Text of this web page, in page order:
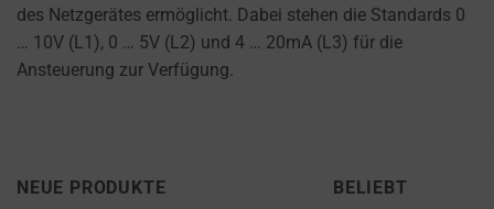
des Netzgerätes ermöglicht. Dabei stehen die Standards 0
… 10V (L1), 0 … 5V (L2) und 4 … 20mA (L3) für die
Ansteuerung zur Verfügung.
NEUE PRODUKTE BELIEBT